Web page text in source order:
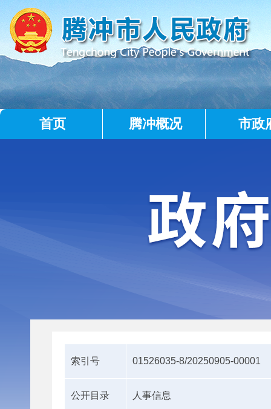
首页 腾冲概况 市政
索引号 01526035-8/20250905-00001
公开目录 人事信息